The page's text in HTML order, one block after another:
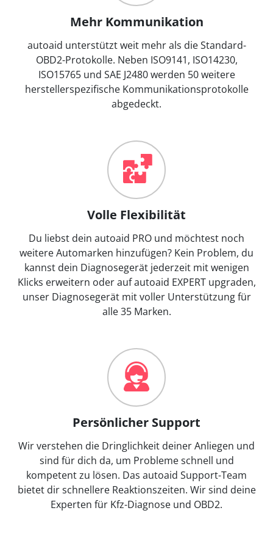
Mehr Kommunikation
autoaid unterstützt weit mehr als die Standard-
OBD2-Protokolle. Neben ISO9141, ISO14230,
ISO15765 und SAE J2480 werden 50 weitere
herstellerspezifische Kommunikationsprotokolle
abgedeckt.
Volle Flexibilität
Du liebst dein autoaid PRO und möchtest noch
weitere Automarken hinzufügen? Kein Problem, du
kannst dein Diagnosegerät jederzeit mit wenigen
Klicks erweitern oder auf autoaid EXPERT upgraden,
unser Diagnosegerät mit voller Unterstützung für
alle 35 Marken.
Persönlicher Support
Wir verstehen die Dringlichkeit deiner Anliegen und
sind für dich da, um Probleme schnell und
kompetent zu lösen. Das autoaid Support-Team
bietet dir schnellere Reaktionszeiten. Wir sind deine
Experten für Kfz-Diagnose und OBD2.